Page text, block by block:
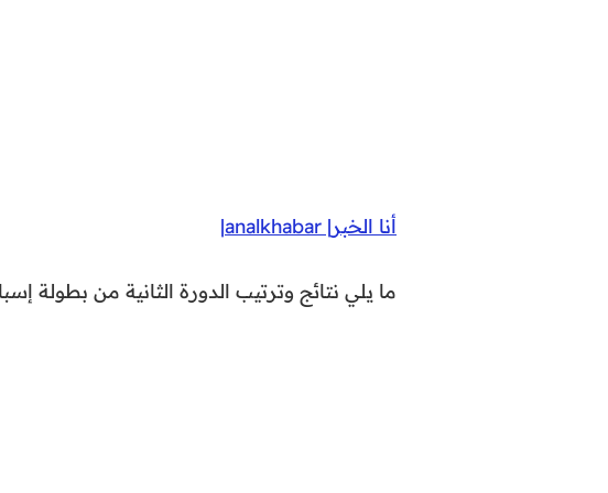
أنا الخبر| analkhabar|
ما يلي نتائج وترتيب الدورة الثانية من بطولة